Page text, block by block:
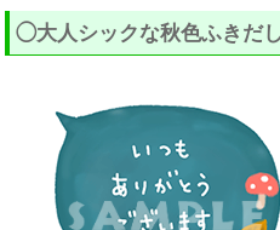
◯大人シックな秋色ふきだ